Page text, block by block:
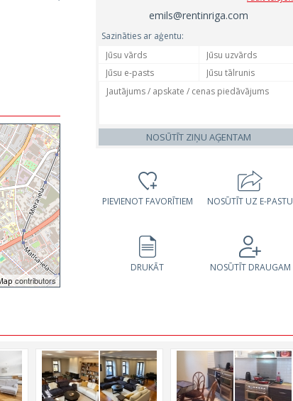
contributors
emils@rentinriga.com
Sazināties ar aģentu:
NOSŪTĪT ZIŅU AĢENTAM
PIEVIENOT FAVORĪTIEM NOSŪTĪT UZ E-PASTU
DRUKĀT NOSŪTĪT DRAUGAM